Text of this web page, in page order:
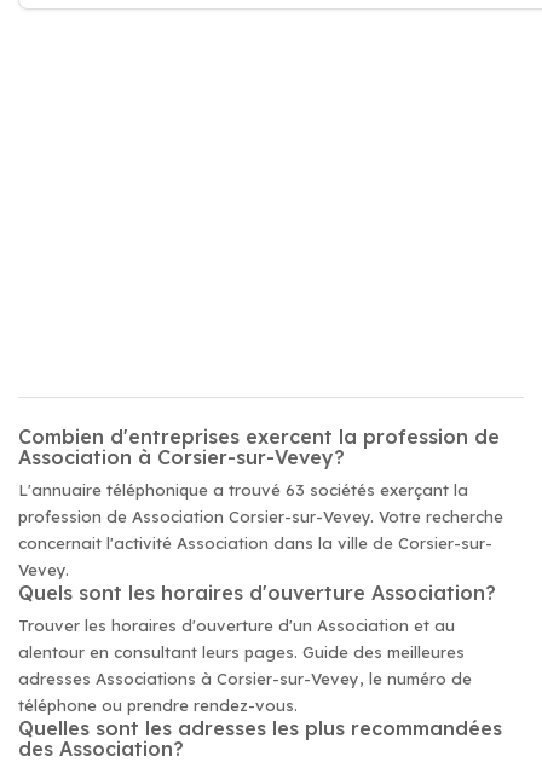
Combien d'entreprises exercent la profession de
Association à Corsier-sur-Vevey?
L'annuaire téléphonique a trouvé 63 sociétés exerçant la
profession de Association Corsier-sur-Vevey. Votre recherche
concernait l'activité Association dans la ville de Corsier-sur-
Vevey.
Quels sont les horaires d'ouverture Association?
Trouver les horaires d'ouverture d'un Association et au
alentour en consultant leurs pages. Guide des meilleures
adresses Associations à Corsier-sur-Vevey, le numéro de
téléphone ou prendre rendez-vous.
Quelles sont les adresses les plus recommandées
des Association?